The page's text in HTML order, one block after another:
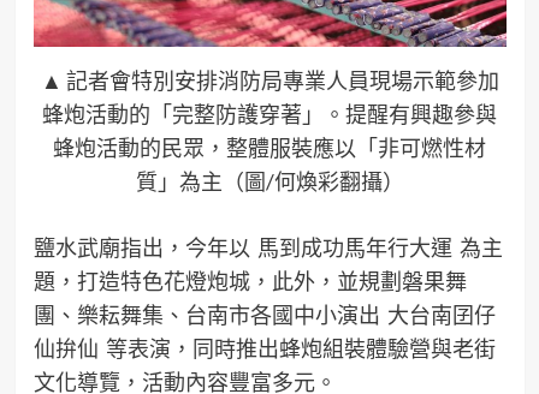
▲ 記者會特別安排消防局專業人員現場示範參加
蜂炮活動的「完整防護穿著」。提醒有興趣參與
蜂炮活動的民眾，整體服裝應以「非可燃性材
質」為主（圖/何煥彩翻攝）
鹽水武廟指出，今年以 馬到成功馬年行大運 為主
題，打造特色花燈炮城，此外，並規劃磐果舞
團、樂耘舞集、台南市各國中小演出 大台南囝仔
仙拚仙 等表演，同時推出蜂炮組裝體驗營與老街
文化導覽，活動內容豐富多元。